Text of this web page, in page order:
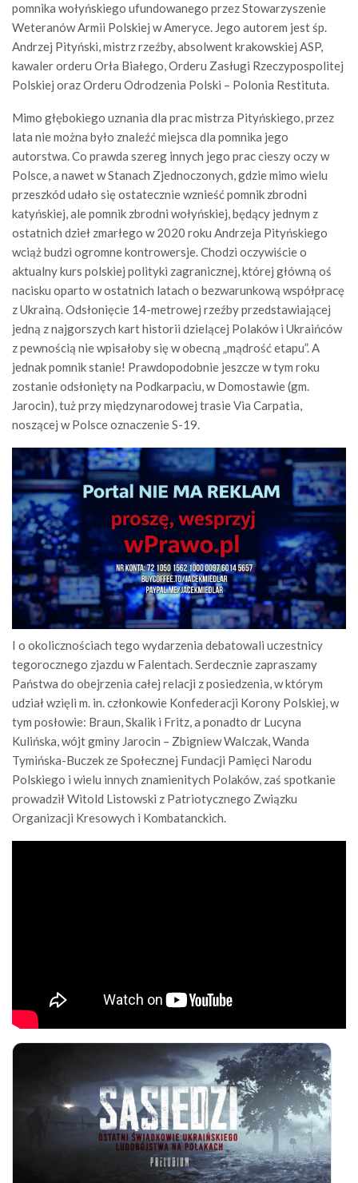
pomnika wołyńskiego ufundowanego przez Stowarzyszenie
Weteranów Armii Polskiej w Ameryce. Jego autorem jest śp.
Andrzej Pityński, mistrz rzeźby, absolwent krakowskiej ASP,
kawaler orderu Orła Białego, Orderu Zasługi Rzeczypospolitej
Polskiej oraz Orderu Odrodzenia Polski – Polonia Restituta.
Mimo głębokiego uznania dla prac mistrza Pityńskiego, przez
lata nie można było znaleźć miejsca dla pomnika jego
autorstwa. Co prawda szereg innych jego prac cieszy oczy w
Polsce, a nawet w Stanach Zjednoczonych, gdzie mimo wielu
przeszkód udało się ostatecznie wznieść pomnik zbrodni
katyńskiej, ale pomnik zbrodni wołyńskiej, będący jednym z
ostatnich dzieł zmarłego w 2020 roku Andrzeja Pityńskiego
wciąż budzi ogromne kontrowersje. Chodzi oczywiście o
aktualny kurs polskiej polityki zagranicznej, której główną oś
nacisku oparto w ostatnich latach o bezwarunkową współpracę
z Ukrainą. Odsłonięcie 14-metrowej rzeźby przedstawiającej
jedną z najgorszych kart historii dzielącej Polaków i Ukraińców
z pewnością nie wpisałoby się w obecną „mądrość etapu”. A
jednak pomnik stanie! Prawdopodobnie jeszcze w tym roku
zostanie odsłonięty na Podkarpaciu, w Domostawie (gm.
Jarocin), tuż przy międzynarodowej trasie Via Carpatia,
noszącej w Polsce oznaczenie S-19.
I o okolicznościach tego wydarzenia debatowali uczestnicy
tegorocznego zjazdu w Falentach. Serdecznie zapraszamy
Państwa do obejrzenia całej relacji z posiedzenia, w którym
udział wzięli m. in. członkowie Konfederacji Korony Polskiej, w
tym posłowie: Braun, Skalik i Fritz, a ponadto dr Lucyna
Kulińska, wójt gminy Jarocin – Zbigniew Walczak, Wanda
Tymińska-Buczek ze Społecznej Fundacji Pamięci Narodu
Polskiego i wielu innych znamienitych Polaków, zaś spotkanie
prowadził Witold Listowski z Patriotycznego Związku
Organizacji Kresowych i Kombatanckich.